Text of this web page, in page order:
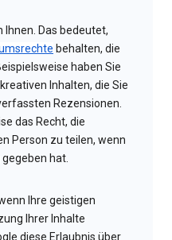
Das bedeutet,
behalten, die
haben Sie
Inhalten, die Sie
Rezensionen.
das Recht, die
Person zu teilen, wenn
hat.
Ihre geistigen
Ihrer Inhalte
diese Erlaubnis über